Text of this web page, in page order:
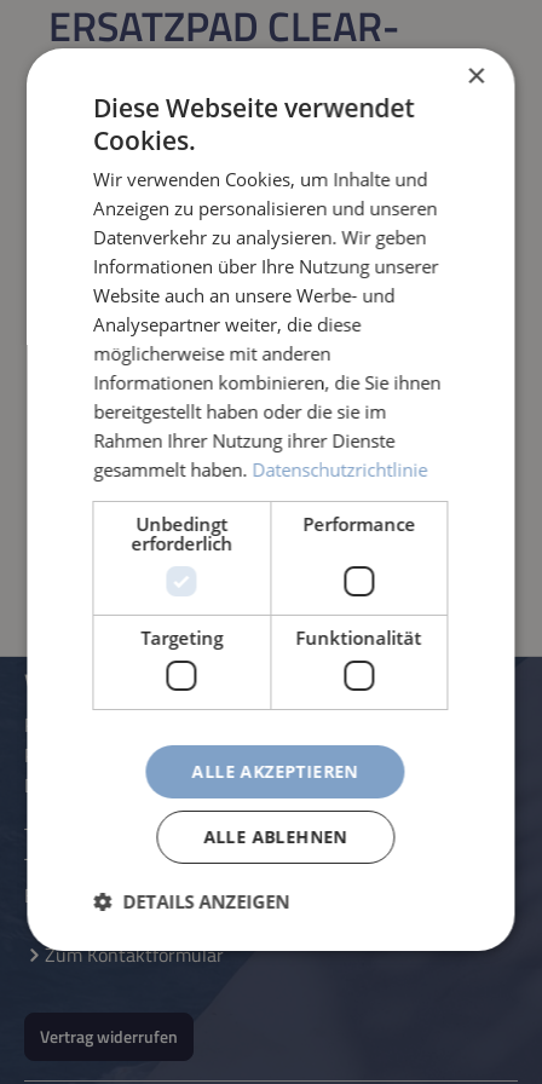
ERSATZPAD CLEAR-
DRUM, GRÜN
Regulärer Preis:
89,00 €
Preise inkl. MwSt. zzgl. Versandkosten
Produkt Anzahl: Gib den gewünschten
IN DEN WARENKORB
Frage zum Artikel
PRODUKTINFORMATIONEN
VERWALTUNG UND KONTAKTDATEN
Rössle AG
Pater-Hartmann-Straße 23
D-87616 Marktoberdorf
Telefon:
+49 (0) 8342 - 70 59 5-0
Telefax:
+49 (0) 8342 - 70 59 5-70
E-Mail: info@roessle.ag
Zum Kontaktformular
Vertrag widerrufen
×
Diese Webseite verwendet
Cookies.
Wir verwenden Cookies, um Inhalte und
Anzeigen zu personalisieren und unseren
Datenverkehr zu analysieren. Wir geben
Informationen über Ihre Nutzung unserer
Website auch an unsere Werbe- und
Analysepartner weiter, die diese
möglicherweise mit anderen
Informationen kombinieren, die Sie ihnen
bereitgestellt haben oder die sie im
Rahmen Ihrer Nutzung ihrer Dienste
gesammelt haben. Datenschutzrichtlinie
Unbedingt
erforderlich
Performance
Targeting Funktionalität
ALLE AKZEPTIEREN
ALLE ABLEHNEN
DETAILS ANZEIGEN